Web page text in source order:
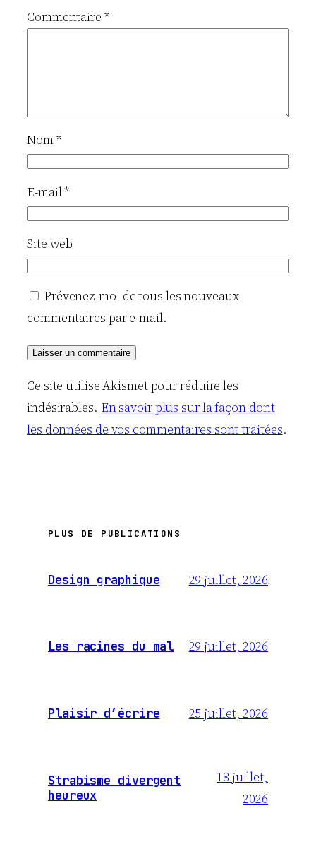
Commentaire *
Nom*
E-mail*
Site web
Prévenez-moi de tous les nouveaux
commentaires par e-mail.
Ce site utilise Akismet pour réduire les
indésirables. En savoir plus sur la façon dont
les données de vos commentaires sont traitées.
PLUS DE PUBLICATIONS
Design graphique 29 juillet, 2026
Les racines du mal 29 juillet, 2026
Plaisir d’écrire 25 juillet, 2026
Strabisme divergent
heureux
18 juillet,
2026